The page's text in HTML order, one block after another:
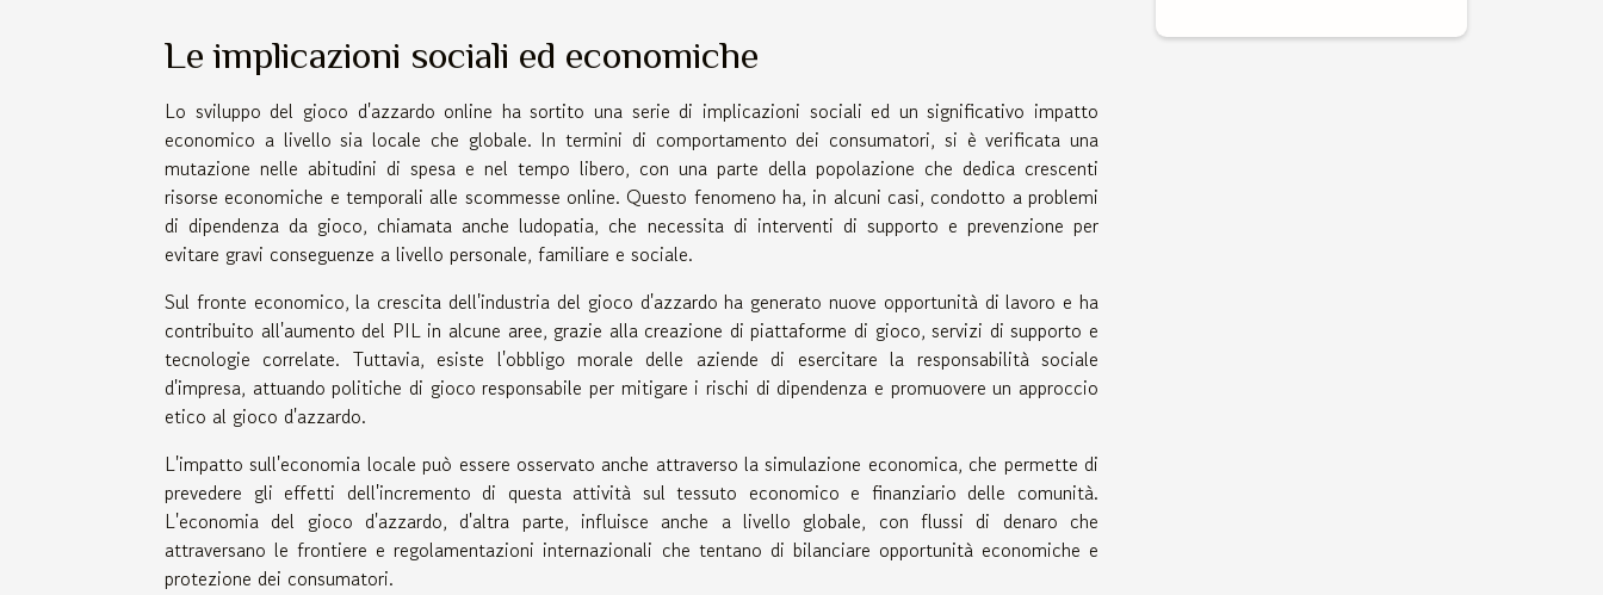
Le implicazioni sociali ed economiche
Lo sviluppo del gioco d'azzardo online ha sortito una serie di implicazioni sociali ed un significativo impatto
economico a livello sia locale che globale. In termini di comportamento dei consumatori, si è verificata una
mutazione nelle abitudini di spesa e nel tempo libero, con una parte della popolazione che dedica crescenti
risorse economiche e temporali alle scommesse online. Questo fenomeno ha, in alcuni casi, condotto a problemi
di dipendenza da gioco, chiamata anche ludopatia, che necessita di interventi di supporto e prevenzione per
evitare gravi conseguenze a livello personale, familiare e sociale.
Sul fronte economico, la crescita dell'industria del gioco d'azzardo ha generato nuove opportunità di lavoro e ha
contribuito all'aumento del PIL in alcune aree, grazie alla creazione di piattaforme di gioco, servizi di supporto e
tecnologie correlate. Tuttavia, esiste l'obbligo morale delle aziende di esercitare la responsabilità sociale
d'impresa, attuando politiche di gioco responsabile per mitigare i rischi di dipendenza e promuovere un approccio
etico al gioco d'azzardo.
L'impatto sull'economia locale può essere osservato anche attraverso la simulazione economica, che permette di
prevedere gli effetti dell'incremento di questa attività sul tessuto economico e finanziario delle comunità.
L'economia del gioco d'azzardo, d'altra parte, influisce anche a livello globale, con flussi di denaro che
attraversano le frontiere e regolamentazioni internazionali che tentano di bilanciare opportunità economiche e
protezione dei consumatori.